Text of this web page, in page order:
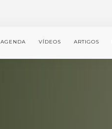
AGENDA VÍDEOS ARTIGOS